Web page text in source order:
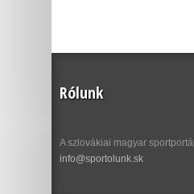
Rólunk
A szlovákiai magyar sportportál
info@sportolunk.sk